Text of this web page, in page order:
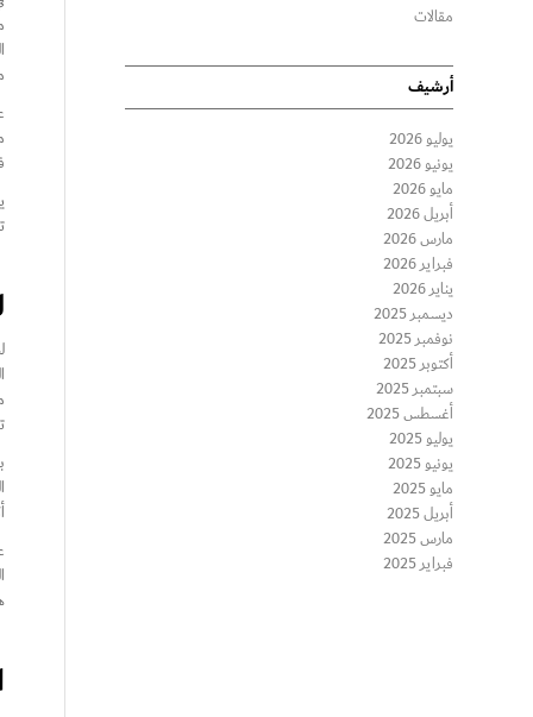
مقالات
أرشيف
يوليو 2026
يونيو 2026
مايو 2026
أبريل 2026
مارس 2026
فبراير 2026
يناير 2026
ديسمبر 2025
نوفمبر 2025
أكتوبر 2025
سبتمبر 2025
أغسطس 2025
يوليو 2025
يونيو 2025
مايو 2025
أبريل 2025
مارس 2025
فبراير 2025